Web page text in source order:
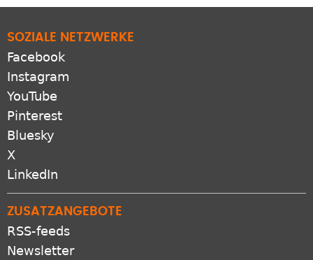
SOZIALE NETZWERKE
Facebook
Instagram
YouTube
Pinterest
Bluesky
X
LinkedIn
ZUSATZANGEBOTE
RSS-feeds
Newsletter